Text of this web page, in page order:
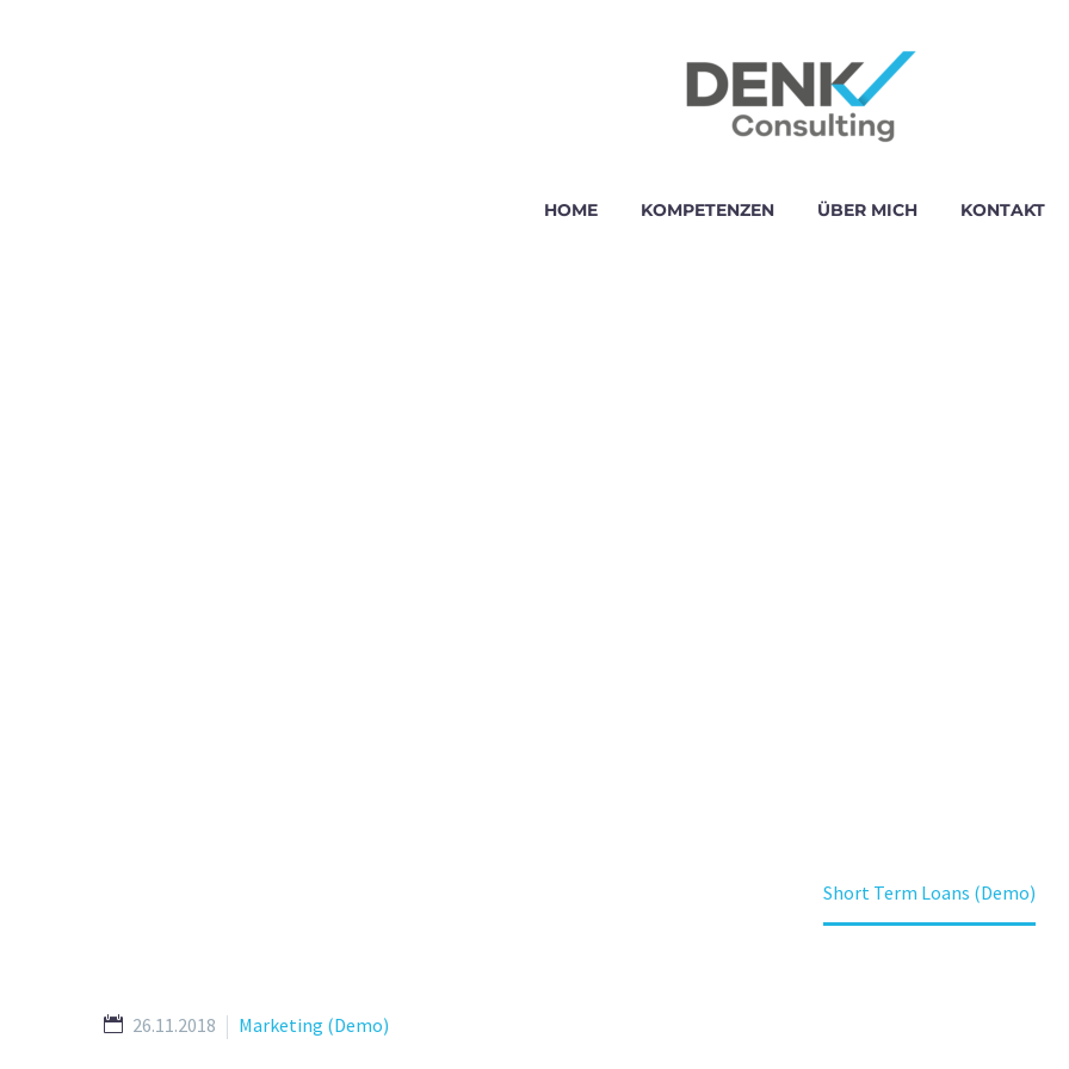
HOME KOMPETENZEN ÜBER MICH KONTAKT
Short Term Loans (Demo)
26.11.2018 Marketing (Demo)